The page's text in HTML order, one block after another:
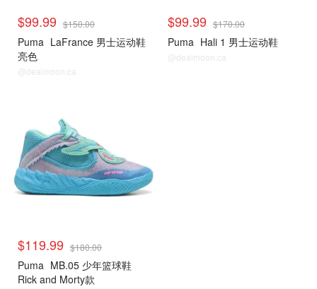
$99.99 $150.00
Puma LaFrance 男士运动鞋
亮色
@dealmoon.ca
$99.99 $170.00
Puma Hali 1 男士运动鞋
@dealmoon.ca
$119.99 $180.00
Puma MB.05 少年篮球鞋
Rick and Morty款